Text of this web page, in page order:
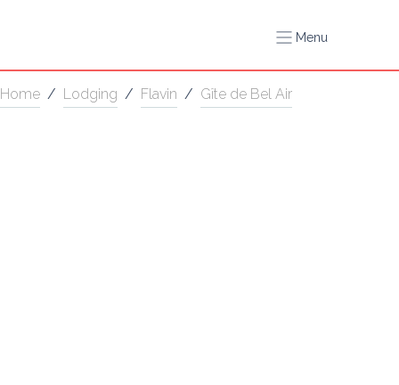
Menu
Home / Lodging / Flavin / Gîte de Bel Air